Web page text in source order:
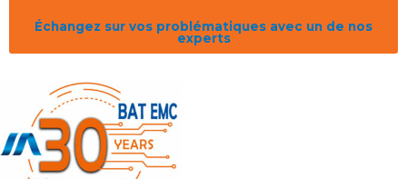
Échangez sur vos problématiques avec un de nos
experts